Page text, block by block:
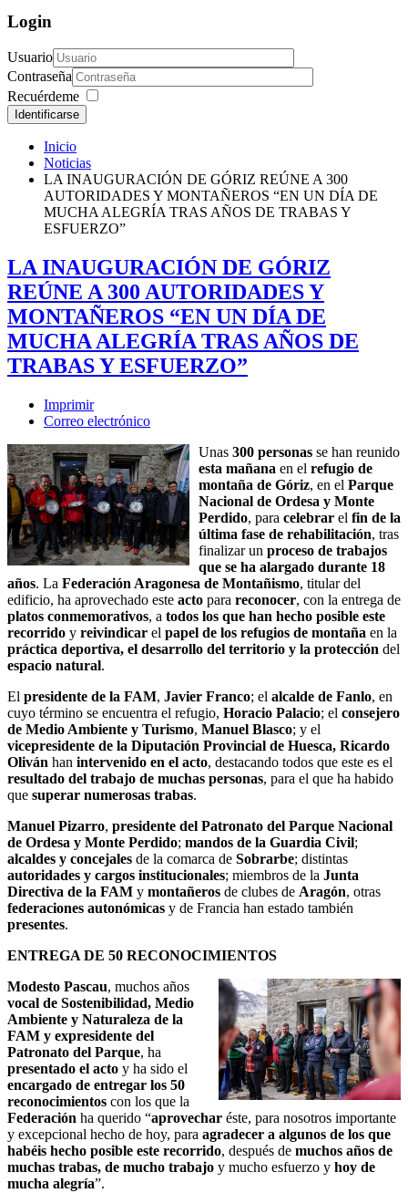
Login
Usuario
Contraseña
Recuérdeme
Identificarse
Inicio
Noticias
LA INAUGURACIÓN DE GÓRIZ REÚNE A 300
AUTORIDADES Y MONTAÑEROS “EN UN DÍA DE
MUCHA ALEGRÍA TRAS AÑOS DE TRABAS Y
ESFUERZO”
LA INAUGURACIÓN DE GÓRIZ
REÚNE A 300 AUTORIDADES Y
MONTAÑEROS “EN UN DÍA DE
MUCHA ALEGRÍA TRAS AÑOS DE
TRABAS Y ESFUERZO”
Imprimir
Correo electrónico
Unas 300 personas se han reunido
esta mañana en el refugio de
montaña de Góriz, en el Parque
Nacional de Ordesa y Monte
Perdido, para celebrar el fin de la
última fase de rehabilitación, tras
finalizar un proceso de trabajos
que se ha alargado durante 18
años. La Federación Aragonesa de Montañismo, titular del
edificio, ha aprovechado este acto para reconocer, con la entrega de
platos conmemorativos, a todos los que han hecho posible este
recorrido y reivindicar el papel de los refugios de montaña en la
práctica deportiva, el desarrollo del territorio y la protección del
espacio natural.
El presidente de la FAM, Javier Franco; el alcalde de Fanlo, en
cuyo término se encuentra el refugio, Horacio Palacio; el consejero
de Medio Ambiente y Turismo, Manuel Blasco; y el
vicepresidente de la Diputación Provincial de Huesca, Ricardo
Oliván han intervenido en el acto, destacando todos que este es el
resultado del trabajo de muchas personas, para el que ha habido
que superar numerosas trabas.
Manuel Pizarro, presidente del Patronato del Parque Nacional
de Ordesa y Monte Perdido; mandos de la Guardia Civil;
alcaldes y concejales de la comarca de Sobrarbe; distintas
autoridades y cargos institucionales; miembros de la Junta
Directiva de la FAM y montañeros de clubes de Aragón, otras
federaciones autonómicas y de Francia han estado también
presentes.
ENTREGA DE 50 RECONOCIMIENTOS
Modesto Pascau, muchos años
vocal de Sostenibilidad, Medio
Ambiente y Naturaleza de la
FAM y expresidente del
Patronato del Parque, ha
presentado el acto y ha sido el
encargado de entregar los 50
reconocimientos con los que la
Federación ha querido “aprovechar éste, para nosotros importante
y excepcional hecho de hoy, para agradecer a algunos de los que
habéis hecho posible este recorrido, después de muchos años de
muchas trabas, de mucho trabajo y mucho esfuerzo y hoy de
mucha alegría”.